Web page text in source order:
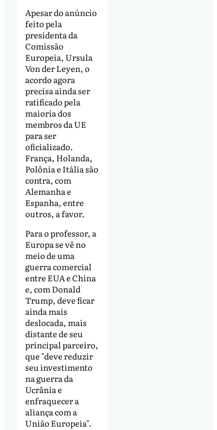
Apesar do anúncio
feito pela
presidenta da
Comissão
Europeia, Ursula
Von der Leyen, o
acordo agora
precisa ainda ser
ratificado pela
maioria dos
membros da UE
para ser
oficializado.
França, Holanda,
Polônia e Itália são
contra, com
Alemanha e
Espanha, entre
outros, a favor.
Para o professor, a
Europa se vê no
meio de uma
guerra comercial
entre EUA e China
e, com Donald
Trump, deve ficar
ainda mais
deslocada, mais
distante de seu
principal parceiro,
que "deve reduzir
seu investimento
na guerra da
Ucrânia e
enfraquecer a
aliança com a
União Europeia".